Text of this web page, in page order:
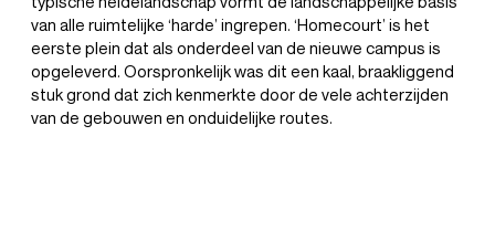
van alle ruimtelijke ‘harde’ ingrepen. ‘Homecourt’ is het
eerste plein dat als onderdeel van de nieuwe campus is
opgeleverd. Oorspronkelijk was dit een kaal, braakliggend
stuk grond dat zich kenmerkte door de vele achterzijden
van de gebouwen en onduidelijke routes.